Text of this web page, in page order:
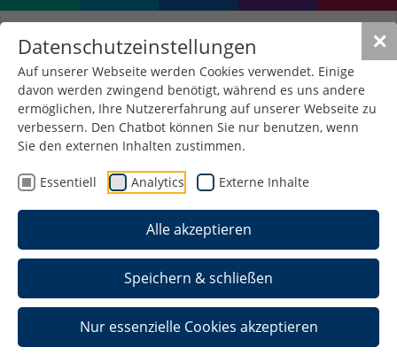
✕
Datenschutzeinstellungen
Auf unserer Webseite werden Cookies verwendet. Einige
davon werden zwingend benötigt, während es uns andere
ermöglichen, Ihre Nutzererfahrung auf unserer Webseite zu
verbessern. Den Chatbot können Sie nur benutzen, wenn
Sie den externen Inhalten zustimmen.
Essentiell Analytics Externe Inhalte
Alle akzeptieren
Speichern & schließen
Nur essenzielle Cookies akzeptieren
Formular für
unselbstständige Werke
Buchbeiträge, Kongressbeiträge, Tagungsbeiträge /
Abstracts, Rezensionen und Zeitschriftenaufsätze
Publikation melden
Hinweis: Felder mit einem * müssen ausgefüllt